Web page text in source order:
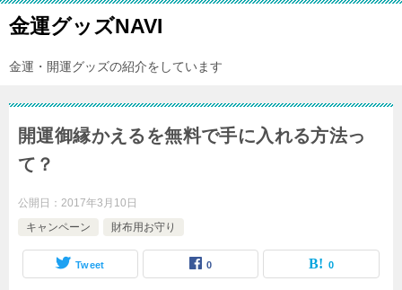
金運グッズNAVI
金運・開運グッズの紹介をしています
開運御縁かえるを無料で手に入れる方法っ
て？
公開日： 2017年3月10日
キャンペーン
財布用お守り
Tweet 0 0